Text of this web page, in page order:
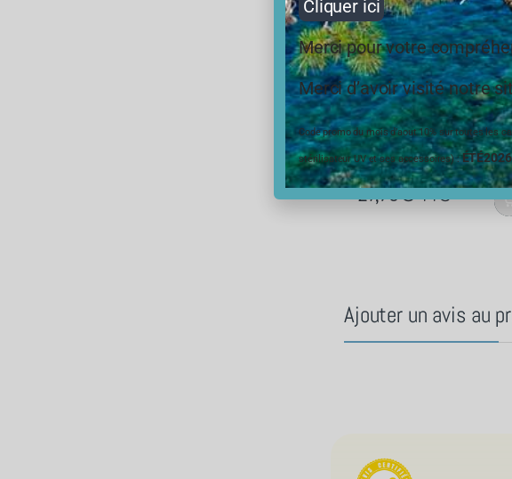
27,96€ TTC
Ajouter un avis au
Cliquer ici
Merci pour votre
Merci d’avoir visité notre
Code promo du mois d’aout 10% sur toutes les
stérilisateur UV et ses accessoires) :